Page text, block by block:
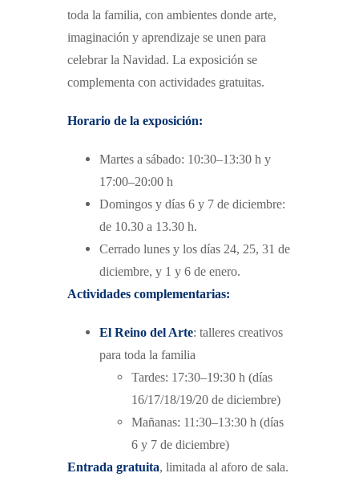
toda la familia, con ambientes donde arte,
imaginación y aprendizaje se unen para
celebrar la Navidad. La exposición se
complementa con actividades gratuitas.
Horario de la exposición:
Martes a sábado: 10:30–13:30 h y
17:00–20:00 h
Domingos y días 6 y 7 de diciembre:
de 10.30 a 13.30 h.
Cerrado lunes y los días 24, 25, 31 de
diciembre, y 1 y 6 de enero.
Actividades complementarias:
El Reino del Arte: talleres creativos
para toda la familia
Tardes: 17:30–19:30 h (días
16/17/18/19/20 de diciembre)
Mañanas: 11:30–13:30 h (días
6 y 7 de diciembre)
Entrada gratuita, limitada al aforo de sala.